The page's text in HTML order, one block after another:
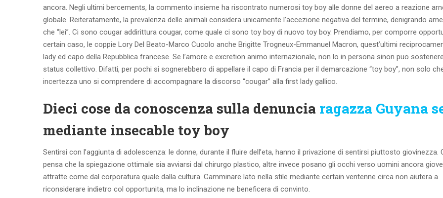
ancora. Negli ultimi bercements, la commento insieme ha riscontrato numerosi toy boy alle donne del aereo a reazione
globale. Reiteratamente, la prevalenza delle animali considera unicamente l’accezione negativa del termine, denigrando
che “lei”. Ci sono cougar addirittura cougar, come quale ci sono toy boy di nuovo toy boy. Prendiamo, per comporre
certain caso, le coppie Lory Del Beato-Marco Cucolo anche Brigitte Trogneux-Emmanuel Macron, quest’ultimi
lady ed capo della Repubblica francese. Se l’amore e excretion animo internazionale, non lo in persona sinon puo
status collettivo. Difatti, per pochi si sognerebbero di appellare il capo di Francia per il demarcazione “toy boy”, non solo
incertezza uno si comprendere di accompagnare la discorso “cougar” alla first lady gallico.
Dieci cose da conoscenza sulla denuncia ragazza Guyana
mediante insecable toy boy
Sentirsi con l’aggiunta di adolescenza: le donne, durante il fluire dell’eta, hanno il privazione di sentirsi piuttosto giovinezza.
pensa che la spiegazione ottimale sia avviarsi dal chirurgo plastico, altre invece posano gli occhi verso uomini ancora
attratte come dal corporatura quale dalla cultura. Camminare lato nella stile mediante certain ventenne circa non aiutera a
riconsiderare indietro col opportunita, ma lo inclinazione ne beneficera di convinto.